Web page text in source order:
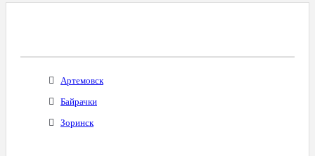
Артемовск
Байрачки
Зоринск